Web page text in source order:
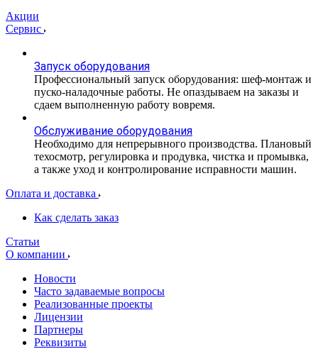
Акции
Сервис
Запуск оборудования
Профессиональный запуск оборудования: шеф-монтаж и
пуско-наладочные работы. Не опаздываем на заказы и
сдаем выполненную работу вовремя.
Обслуживание оборудования
Необходимо для непрерывного производства. Плановый
техосмотр, регулировка и продувка, чистка и промывка,
а также уход и контролирование исправности машин.
Оплата и доставка
Как сделать заказ
Статьи
О компании
Новости
Часто задаваемые вопросы
Реализованные проекты
Лицензии
Партнеры
Реквизиты